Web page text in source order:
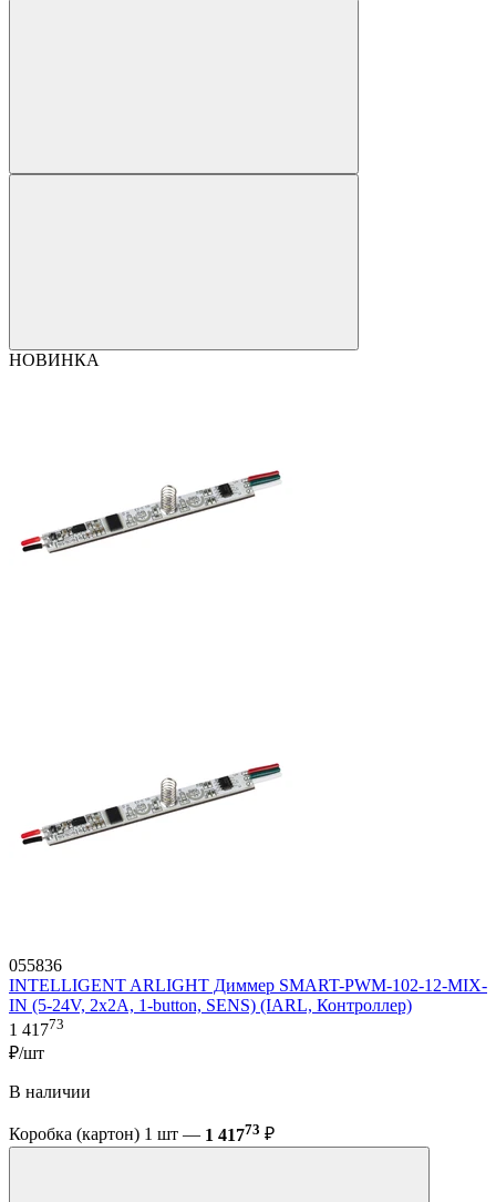
НОВИНКА
055836
INTELLIGENT ARLIGHT Диммер SMART-PWM-102-12-MIX-
IN (5-24V, 2x2A, 1-button, SENS) (IARL, Контроллер)
1 41773
₽/шт
В наличии
Коробка (картон) 1 шт — 1 41773 ₽